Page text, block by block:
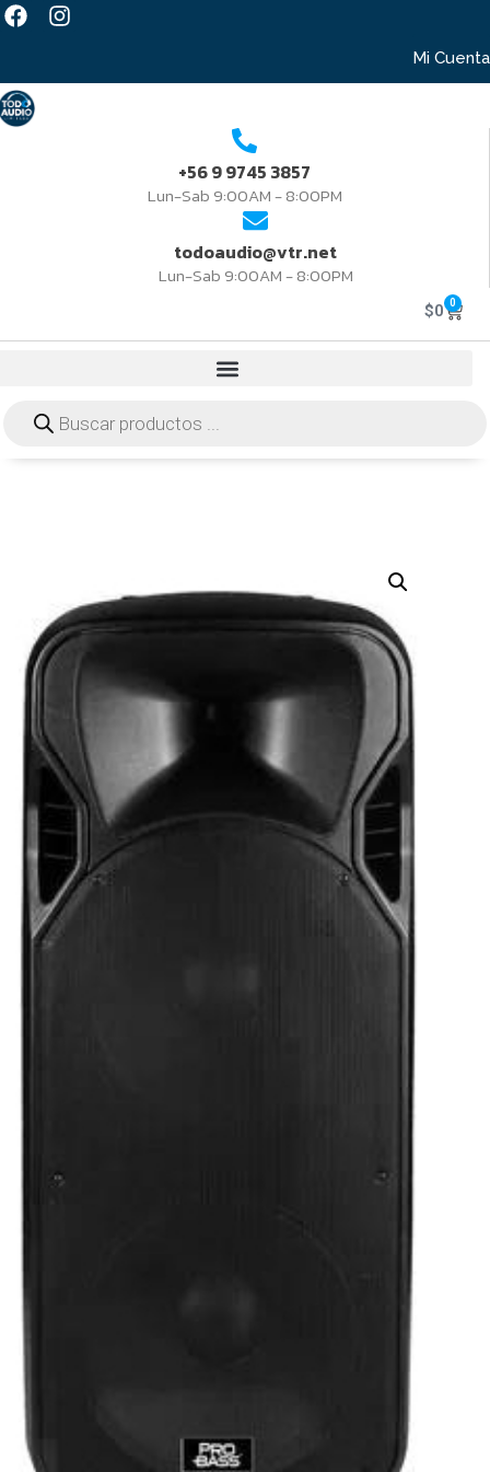
Mi Cuenta
+56 9 9745 3857
Lun-Sab 9:00AM - 8:00PM
todoaudio@vtr.net
Lun-Sab 9:00AM - 8:00PM
$0 0